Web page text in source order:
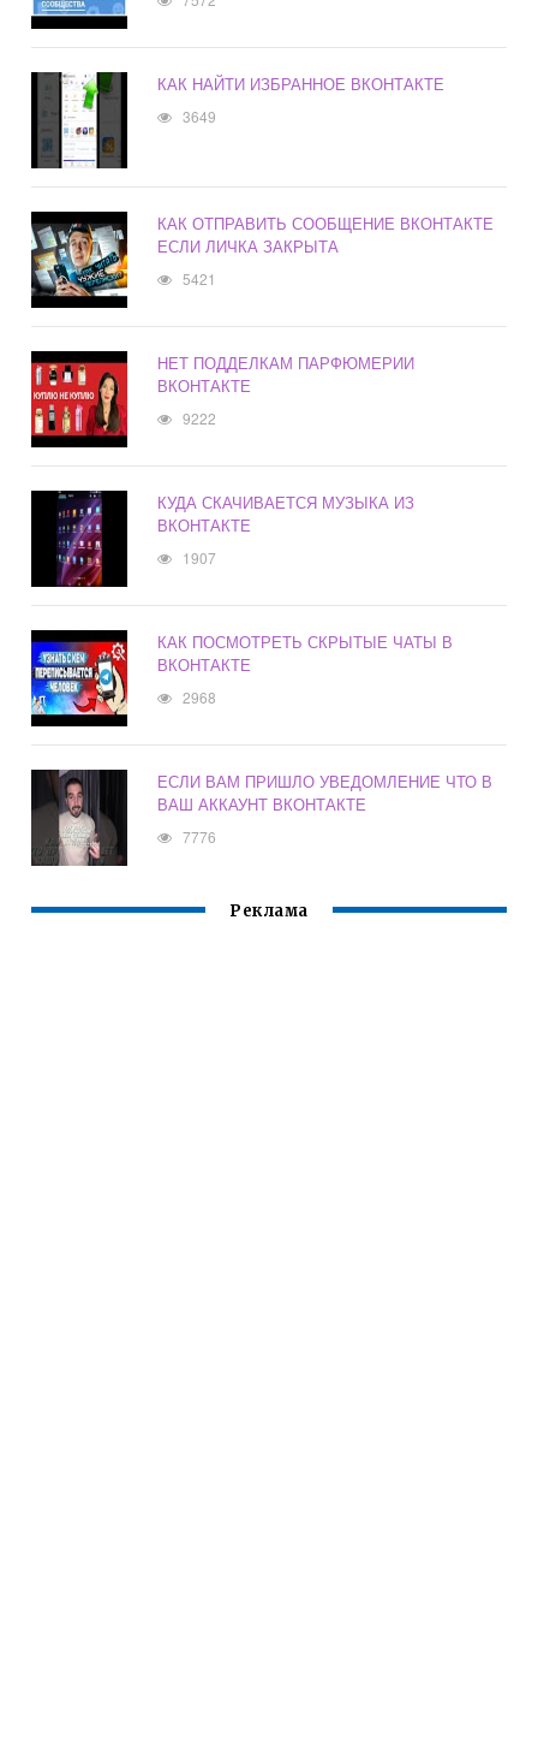
КАК НАЙТИ ИЗБРАННОЕ ВКОНТАКТЕ
3649
КАК ОТПРАВИТЬ СООБЩЕНИЕ ВКОНТАКТЕ
ЕСЛИ ЛИЧКА ЗАКРЫТА
5421
НЕТ ПОДДЕЛКАМ ПАРФЮМЕРИИ
ВКОНТАКТЕ
9222
КУДА СКАЧИВАЕТСЯ МУЗЫКА ИЗ
ВКОНТАКТЕ
1907
КАК ПОСМОТРЕТЬ СКРЫТЫЕ ЧАТЫ В
ВКОНТАКТЕ
2968
ЕСЛИ ВАМ ПРИШЛО УВЕДОМЛЕНИЕ ЧТО В
ВАШ АККАУНТ ВКОНТАКТЕ
7776
Реклама